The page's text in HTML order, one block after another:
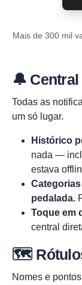
Mais de 300 mil
🔔
Todas as
um só lugar.
Histórico
nada —
estava
pedalada.
Toque em
central
🗺️
Nomes e